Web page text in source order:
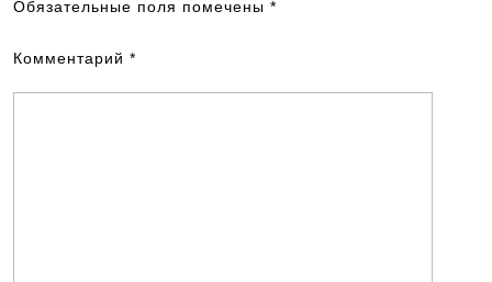
Обязательные поля помечены *
Комментарий *